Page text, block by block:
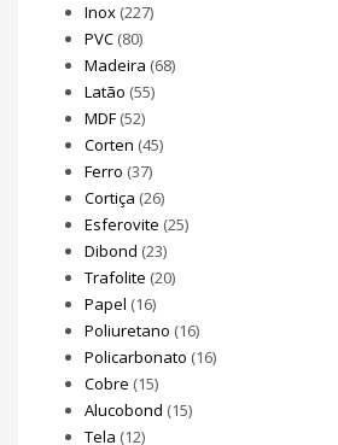
Inox (227)
PVC (80)
Madeira (68)
Latão (55)
MDF (52)
Corten (45)
Ferro (37)
Cortiça (26)
Esferovite (25)
Dibond (23)
Trafolite (20)
Papel (16)
Poliuretano (16)
Policarbonato (16)
Cobre (15)
Alucobond (15)
Tela (12)